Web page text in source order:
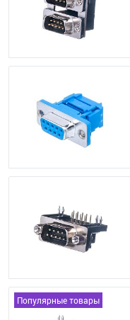
Популярные товары